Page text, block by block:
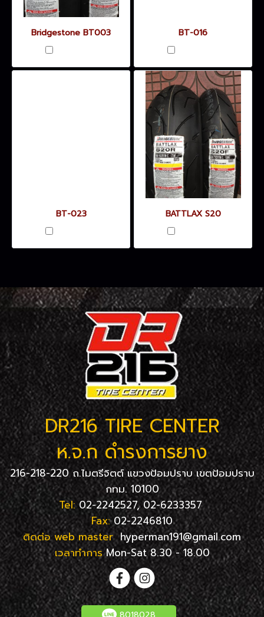
Bridgestone BT003
BT-016
BT-023
BATTLAX S20
DR216 TIRE CENTER
ห.จ.ก ดำรงการยาง
216-218-220 ถ.ไมตรีจิตต์ แขวงป้อมปราบ เขตป้อมปราบ
กทม. 10100
Tel:02-2242527, 02-6233357
Fax:02-2246810
ติดต่อ web masterhyperman191@gmail.com
เวลาทำการMon-Sat 8.30 - 18.00